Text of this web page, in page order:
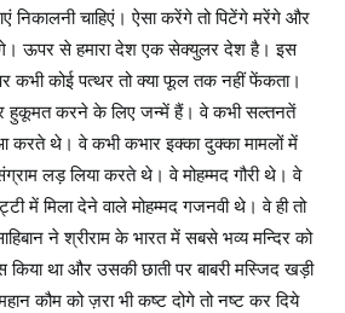
निकालनी चाहिएं। ऐसा करेंगे तो पिटेंगे मरेंगे और
ऊपर से हमारा देश एक सेक्युलर देश है। इस
कभी कोई पत्थर तो क्या फूल तक नहीं फेंकता।
हुकूमत करने के लिए जन्में हैं। वे कभी सल्तनतें
थे। वे कभी कभार इक्का दुक्का मामलों में
लड़ लिया करते थे। वे मोहम्मद गौरी थे। वे
में मिला देने वाले मोहम्मद गजनवी थे। वे ही तो
ने श्रीराम के भारत में सबसे भव्य मन्दिर को
था और उसकी छाती पर बाबरी मस्जिद खड़ी
कौम को ज़रा भी कष्ट दोगे तो नष्ट कर दिये